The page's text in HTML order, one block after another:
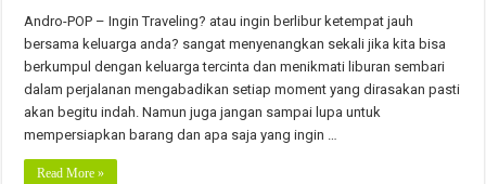
Aplikasi
Dapat
Membantu
Sekali
Dalam
Liburan
Anda
Andro-POP – Ingin Traveling? atau ingin berlibur ketempat jauh
bersama keluarga anda? sangat menyenangkan sekali jika kita bisa
berkumpul dengan keluarga tercinta dan menikmati liburan sembari
dalam perjalanan mengabadikan setiap moment yang dirasakan pasti
akan begitu indah. Namun juga jangan sampai lupa untuk
mempersiapkan barang dan apa saja yang ingin …
Read More »